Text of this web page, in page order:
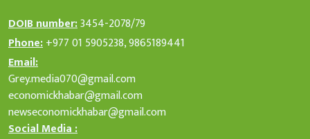
DOIB number:3454-2078/79
Phone:+977 01 5905238, 9865189441
Email:
Grey.media070@gmail.com
economickhabar@gmail.com
newseconomickhabar@gmail.com
Social Media :